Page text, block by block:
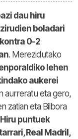
dau hiru
boladari
0-2
. Merezidutako
lehen
aukerei
aurreratu eta gero,
zatian eta Bilbora
Hiru puntuek
Real Madril,